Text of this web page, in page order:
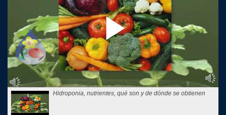
Hidroponia, nutrientes, qué son y de dónde se obtienen